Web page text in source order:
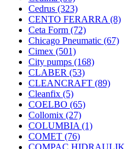
Cedrus (323)
CENTO FERARRA (8)
Ceta Form (72)
Chicago Pneumatic (67)
Cimex (501)
City pumps (168)
CLABER (53)
CLEANCRAFT (89)
Cleanfix (5)
COELBO (65)
Collomix (27)
COLUMBIA (1)
COMET (76)
COMPAC HIDRAULIK